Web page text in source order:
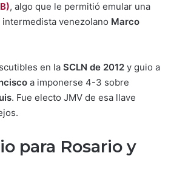
, algo que le permitió emular una
venezolano Marco
en la SCLN de 2012 y guio a
a imponerse 4-3 sobre
. Fue electo JMV de esa llave
para Rosario y